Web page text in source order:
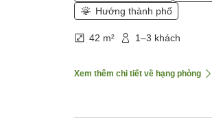
Hướng thành phố
42 m² 1–3 khách
Xem thêm chi tiết về hạng phòng